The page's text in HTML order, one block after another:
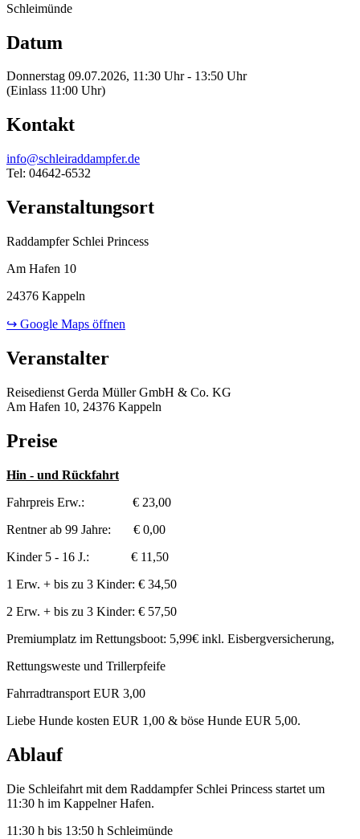
Schleimünde
Datum
Donnerstag 09.07.2026, 11:30 Uhr - 13:50 Uhr
(Einlass 11:00 Uhr)
Kontakt
info@schleiraddampfer.de
Tel: 04642-6532
Veranstaltungsort
Raddampfer Schlei Princess
Am Hafen 10
24376 Kappeln
↪ Google Maps öffnen
Veranstalter
Reisedienst Gerda Müller GmbH & Co. KG
Am Hafen 10, 24376 Kappeln
Preise
Hin - und Rückfahrt
Fahrpreis Erw.: € 23,00
Rentner ab 99 Jahre: € 0,00
Kinder 5 - 16 J.: € 11,50
1 Erw. + bis zu 3 Kinder: € 34,50
2 Erw. + bis zu 3 Kinder: € 57,50
Premiumplatz im Rettungsboot: 5,99€ inkl. Eisbergversicherung,
Rettungsweste und Trillerpfeife
Fahrradtransport EUR 3,00
Liebe Hunde kosten EUR 1,00 & böse Hunde EUR 5,00.
Ablauf
Die Schleifahrt mit dem Raddampfer Schlei Princess startet um
11:30 h im Kappelner Hafen.
11:30 h bis 13:50 h Schleimünde